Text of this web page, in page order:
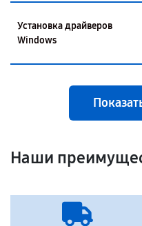
Установка драйверов
Windows
Наши